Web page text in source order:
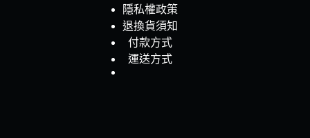
隱私權政策
退換貨須知
付款方式
運送方式